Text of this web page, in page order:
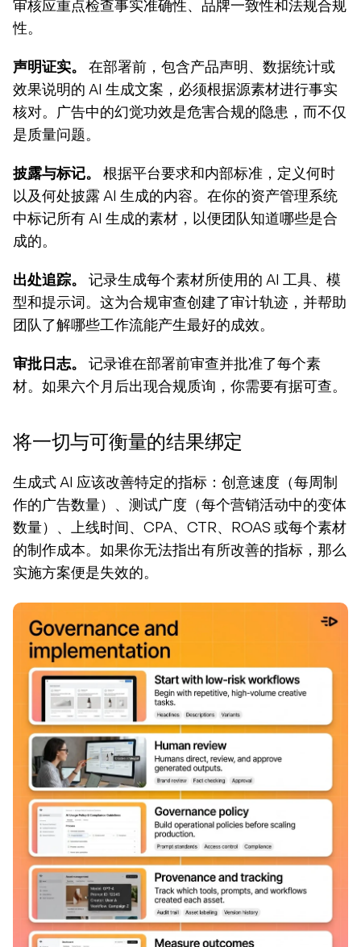
审核应重点检查事实准确性、品牌一致性和法规合规
性。
声明证实。
在部署前，包含产品声明、数据统计或
效果说明的 AI 生成文案，必须根据源素材进行事实
核对。广告中的幻觉功效是危害合规的隐患，而不仅
是质量问题。
披露与标记。
根据平台要求和内部标准，定义何时
以及何处披露 AI 生成的内容。在你的资产管理系统
中标记所有 AI 生成的素材，以便团队知道哪些是合
成的。
出处追踪。
记录生成每个素材所使用的 AI 工具、模
型和提示词。这为合规审查创建了审计轨迹，并帮助
团队了解哪些工作流能产生最好的成效。
审批日志。
记录谁在部署前审查并批准了每个素
材。如果六个月后出现合规质询，你需要有据可查。
将一切与可衡量的结果绑定
生成式 AI 应该改善特定的指标：创意速度（每周制
作的广告数量）、测试广度（每个营销活动中的变体
数量）、上线时间、CPA、CTR、ROAS 或每个素材
的制作成本。如果你无法指出有所改善的指标，那么
实施方案便是失效的。